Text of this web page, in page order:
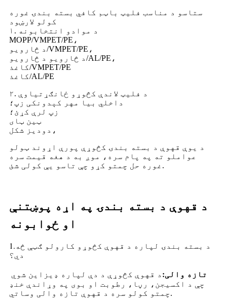
ستاسو د مناسب فلیټ باټم کافي بسته بندۍ غوره
کولو لارښود
۱. د موادو انتخابونه
MOPP/VMPET/PE،
د څارویو/VMPET/PE،
د څارویو د څارویو/AL/PE،
کاغذ/VMPET/PE
کاغذ/AL/PE
۲. د فلیټ لاندې کڅوړو ځانګړتیاوې
داخلي بیا مهر کېدونکی زپ؛
زپ لرې کړئ؛
ټین ټای
دودیز شکل،
د یوې قهوې د بسته بندۍ کڅوړې پورې اړوند ټولو
عواملو ته په پام سره، موږ به د هغه قیمت سره
غوره حل چمتو کړو چې تاسو یې کولی شئ.
د قهوې د بسته بندۍ په اړه پوښتنې
او ځوابونه
1. د بسته بندۍ لپاره د قهوې کڅوړو کارولو ګټې څه
دي؟
تازه والی: د قهوې کڅوړې د دې لپاره ډیزاین شوي
چې د اکسیجن، رڼا، رطوبت او بوی په وړاندې خنډ
چمتو کولو سره د قهوې تازه والی وساتي.